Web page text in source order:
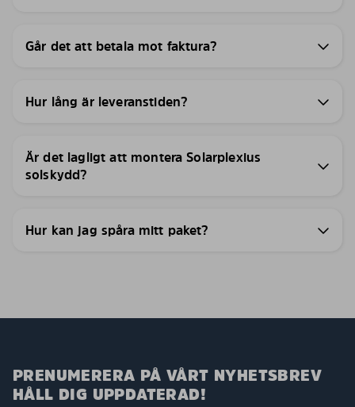
Går det att betala mot faktura?
Hur lång är leveranstiden?
Är det lagligt att montera Solarplexius
solskydd?
Hur kan jag spåra mitt paket?
PRENUMERERA PÅ VÅRT NYHETSBREV
HÅLL DIG UPPDATERAD!